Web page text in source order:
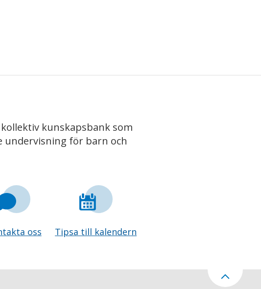
kunskapsbank som
undervisning för barn och
oss Tipsa till kalendern